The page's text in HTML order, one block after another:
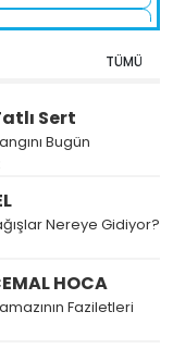
TÜMÜ
Sert
Bugün
Nereye Gidiyor?
HOCA
Faziletleri